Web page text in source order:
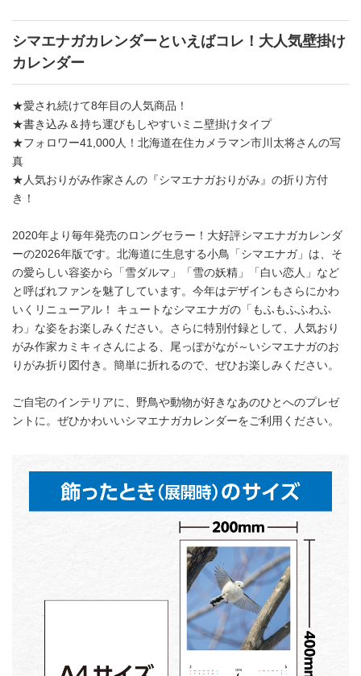
シマエナガカレンダーといえばコレ！大人気壁掛け
カレンダー
★愛され続けて8年目の人気商品！
★書き込み＆持ち運びもしやすいミニ壁掛けタイプ
★フォロワー41,000人！北海道在住カメラマン市川太将さんの写
真
★人気おりがみ作家さんの『シマエナガおりがみ』の折り方付
き！
2020年より毎年発売のロングセラー！大好評シマエナガカレンダ
ーの2026年版です。北海道に生息する小鳥「シマエナガ」は、そ
の愛らしい容姿から「雪ダルマ」「雪の妖精」「白い恋人」など
と呼ばれファンを魅了しています。今年はデザインもさらにかわ
いくリニューアル！ キュートなシマエナガの「もふもふふわふ
わ」な姿をお楽しみください。さらに特別付録として、人気おり
がみ作家カミキィさんによる、尾っぽがなが～いシマエナガのお
りがみ折り図付き。簡単に折れるので、ぜひお楽しみください。
ご自宅のインテリアに、野鳥や動物が好きなあのひとへのプレゼ
ントに。ぜひかわいいシマエナガカレンダーをご利用ください。